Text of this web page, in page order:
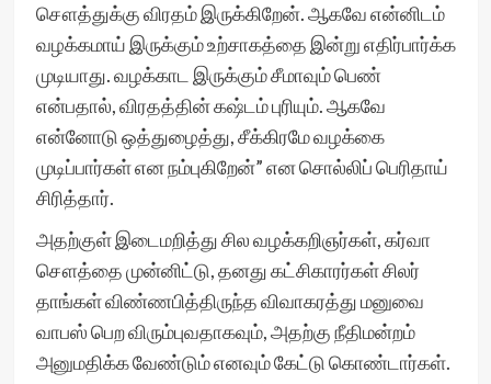
சௌத்துக்கு விரதம் இருக்கிறேன். ஆகவே என்னிடம்
வழக்கமாய் இருக்கும் உற்சாகத்தை இன்று எதிர்பார்க்க
முடியாது. வழக்காட இருக்கும் சீமாவும் பெண்
என்பதால், விரதத்தின் கஷ்டம் புரியும். ஆகவே
என்னோடு ஒத்துழைத்து, சீக்கிரமே வழக்கை
முடிப்பார்கள் என நம்புகிறேன்” என சொல்லிப் பெரிதாய்
சிரித்தார்.
அதற்குள் இடைமறித்து சில வழக்கறிஞர்கள், கர்வா
சௌத்தை முன்னிட்டு, தனது கட்சிகாரர்கள் சிலர்
தாங்கள் விண்ணபித்திருந்த விவாகரத்து மனுவை
வாபஸ் பெற விரும்புவதாகவும், அதற்கு நீதிமன்றம்
அனுமதிக்க வேண்டும் எனவும் கேட்டு கொண்டார்கள்.